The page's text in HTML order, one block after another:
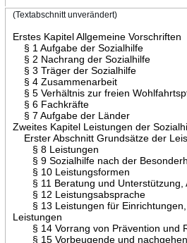
(Textabschnitt unverändert)
Erstes Kapitel Allgemeine Vorschriften
§ 1 Aufgabe der Sozialhilfe
§ 2 Nachrang der Sozialhilfe
§ 3 Träger der Sozialhilfe
§ 4 Zusammenarbeit
§ 5 Verhältnis zur freien
§ 6 Fachkräfte
§ 7 Aufgabe der Länder
Zweites Kapitel Leistungen der
Erster Abschnitt Grundsätze der
§ 8 Leistungen
§ 9 Sozialhilfe nach der
§ 10 Leistungsformen
§ 11 Beratung und Unterstützung,
§ 12 Leistungsabsprache
§ 13 Leistungen für Einrichtungen,
Leistungen
§ 14 Vorrang von Prävention und
§ 15 Vorbeugende und